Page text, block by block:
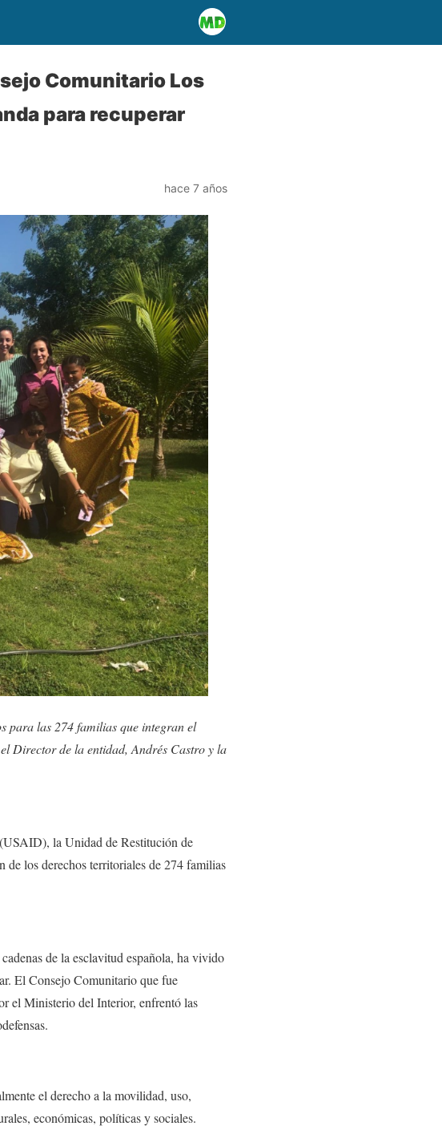
Comunitario Los
para recuperar
hace 7 años
para las 274 familias que integran el
Director de la entidad, Andrés Castro y la
la Unidad de Restitución de
los derechos territoriales de 274 familias
de la esclavitud española, ha vivido
El Consejo Comunitario que fue
el Ministerio del Interior, enfrentó las
el derecho a la movilidad, uso,
económicas, políticas y sociales.